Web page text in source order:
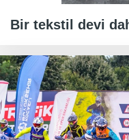
Bir tekstil devi